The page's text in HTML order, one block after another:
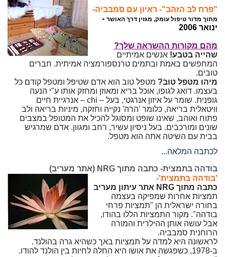
"פרח לב הזהב"- ראיון עם סמבביה-
מתוך מדור טיפול עומק, מגזין דרך האושר -
ינואר 2006
מהם מקורות ההשראה שלך?
שהייה בטבע! אנשים אמיתיים
המחפשים באמת ובתמים טרנספורמציה אמיתית. חברים
טובים.
מיהו מטפל טוב? מטפל טוב הוא אדם שטיפל ומטפל קודם כל
בעצמו. דואג לגופו, אוכל בריא ומאוזן ומחזק אותו ע"י הנעה
גופנית. שומר על איזון אנרגטי, בעל – chi – אנרגיית חיים
וויטאלית בריאה, כלומר 'הרה' נקייה וחזקה, מיניות בריאה ולב
פתוח ואוהב, שאינו שופט ומסוגל להכיל את המטופל במצבים
שונים ומורכבים. בעל ניסיון עשיר, רחב ומגוון. אדם שמרגיש
בבית עם השיטה אתה הוא מטפל.
לכתבה המלאה...
בודהה בתמצית- כתבה מתוך NRG (אתר מעריב)
'בודהה בתמצית'-
כתבה מתוך NRG אתר עיתון מעריב
תמציות אחרות שמפיקה בעצמה
בחורה ישראלית הן "תמציות פרחי
בודהה‭."‬ מקור התמציות הללו בהודו,
אבל עושה אותן ההילרית והמורה
הרוחנית סמבביה.
לראשונה היא למדה על תמציות באך כשהיא גרה בהולנד.
ב‭1978-‬, כשפגשה את אושו היא החלה לחיות בין הולנד להודו.